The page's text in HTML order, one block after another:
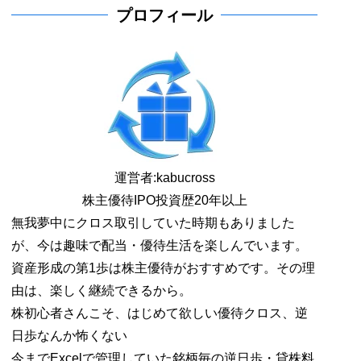
プロフィール
運営者:kabucross
株主優待IPO投資歴20年以上
無我夢中にクロス取引していた時期もありました
が、今は趣味で配当・優待生活を楽しんでいます。
資産形成の第1歩は株主優待がおすすめです。その理
由は、楽しく継続できるから。
株初心者さんこそ、はじめて欲しい優待クロス、逆
日歩なんか怖くない
今までExcelで管理していた銘柄毎の逆日歩・貸株料